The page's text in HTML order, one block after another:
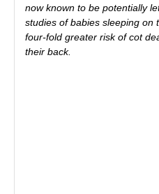
now known to be potentially
studies of babies sleeping on
four-fold greater risk of cot
their back.